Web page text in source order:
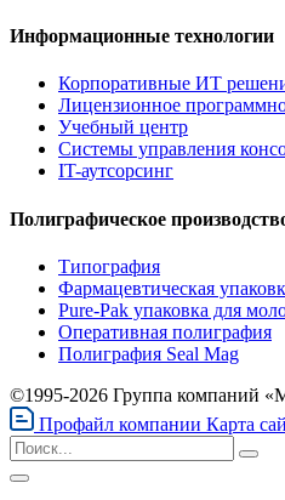
Информационные технологии
Корпоративные ИТ
Лицензионное
Учебный центр
Системы управления
IT-аутсорсинг
Полиграфическое
Типография
Фармацевтическая
Pure-Pak упаковка для
Оперативная полиграфия
Полиграфия Seal Mag
©1995-2026 Группа компаний
Профайл компании Карта